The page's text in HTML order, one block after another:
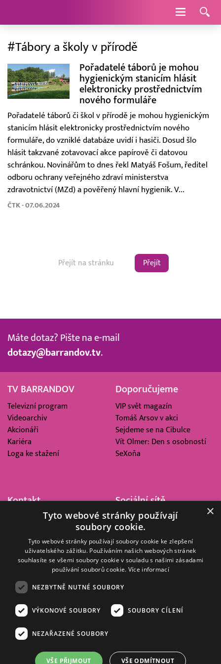
Navigace
#Tábory a školy v přírodě
Pořadatelé táborů je mohou
hygienickým stanicím hlásit
elektronicky prostřednictvím
nového formuláře
Pořadatelé táborů či škol v přírodě je mohou hygienickým
stanicím hlásit elektronicky prostřednictvím nového
formuláře, do vzniklé databáze uvidí i hasiči. Dosud šlo
hlásit takzvané zotavovací akce papírově či datovou
schránkou. Novinářům to dnes řekl Matyáš Fošum, ředitel
odboru ochrany veřejného zdraví ministerstva
zdravotnictví (MZd) a pověřený hlavní hygienik. V...
ČTK - 07.06.2024
Přejít
Máte dotaz? Pište na e-mail
dotazy@barrandov.tv.
TV BARRANDOV
Televizní program
Videoarchiv
Akcionáři
Kariéra
Loga ke stažení
Doporučujeme
VIP svět magazín
Tomáš Arsov v akci
Sejdeme se na Cibulce
Vít Olmer: Den s osobností
SeXoňa
Kontakt
Barrandov Televizní Studio,
Kříženeckého nám. 322
152 00 Praha 5
IČ 416 93 311
Sociální sítě
© 2008–2026 EMPRESA MEDIA, a.s. Všechna práva vyhrazena.
Zásady ochrany osobních a dalších zpracovávaných údajů
Informace o měření sledovanosti videa ve video archivu
×
Tyto webové stránky používají
soubory cookie.
Tyto webové stránky používají soubory cookie ke zlepšení
uživatelského zážitku. Používáním našich webových stránek
souhlasíte se všemi soubory cookie v souladu s našimi zásadami
používání souborů cookie. Více informací
NEZBYTNĚ NUTNÉ SOUBORY
VÝKONOVÉ SOUBORY SOUBORY CÍLENÍ
NEZAŘAZENÉ SOUBORY
VŠE PŘIJMOUT VŠE ODMÍTNOUT